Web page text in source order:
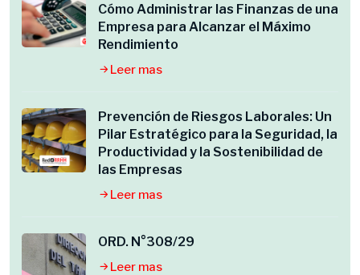
Cómo Administrar las Finanzas de una
Empresa para Alcanzar el Máximo
Rendimiento
Leer mas
Prevención de Riesgos Laborales: Un
Pilar Estratégico para la Seguridad, la
Productividad y la Sostenibilidad de
las Empresas
Leer mas
ORD. N°308/29
Leer mas